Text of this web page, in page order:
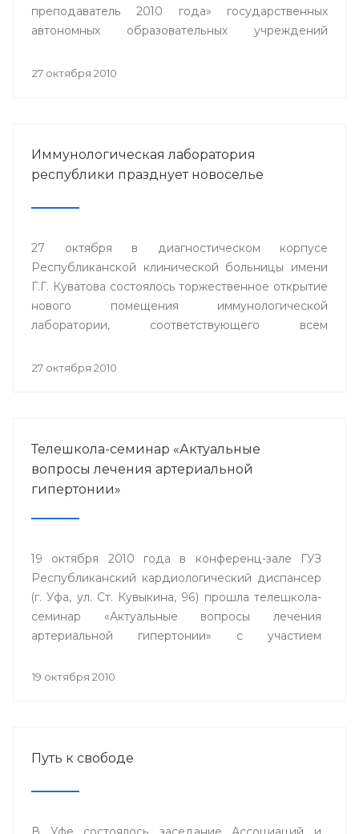
преподаватель 2010 года» государственных
автономных образовательных учреждений
Министерства здравоохранения Республики
27 октября 2010
Иммунологическая лаборатория
республики празднует новоселье
27 октября в диагностическом корпусе
Республиканской клинической больницы имени
Г.Г. Куватова состоялось торжественное открытие
нового помещения иммунологической
лаборатории, соответствующего всем
27 октября 2010
Телешкола-семинар «Актуальные
вопросы лечения артериальной
гипертонии»
19 октября 2010 года в конференц-зале ГУЗ
Республиканский кардиологический диспансер
(г. Уфа, ул. Ст. Кувыкина, 96) прошла телешкола-
семинар «Актуальные вопросы лечения
артериальной гипертонии» с участием
Стерлитамак, Дюртюли.
19 октября 2010
Путь к свободе